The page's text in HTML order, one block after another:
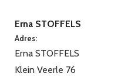
Erna STOFFELS
Adres:
Erna STOFFELS
Klein Veerle 76